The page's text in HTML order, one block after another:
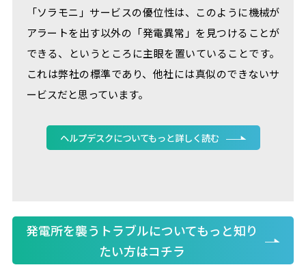
「ソラモニ」サービスの優位性は、このように機械が
アラートを出す以外の「発電異常」を見つけることが
できる、というところに主眼を置いていることです。
これは弊社の標準であり、他社には真似のできないサ
ービスだと思っています。
ヘルプデスクについてもっと詳しく読む
発電所を襲うトラブルについてもっと知り
たい方はコチラ